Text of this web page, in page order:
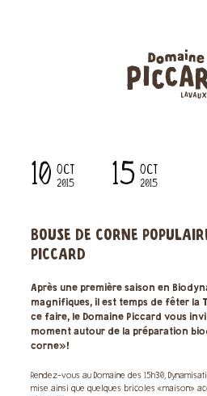
10 OCT
2015 15 OCT
2015
BOUSE DE CORNE
PICCARD
Après une première saison en
magnifiques, il est temps de fêter la
ce faire, le Domaine Piccard vous
moment autour de la préparation
corne»!
Rendez-vous au Domaine des 15h30,
mise ainsi que quelques bricoles «maison»